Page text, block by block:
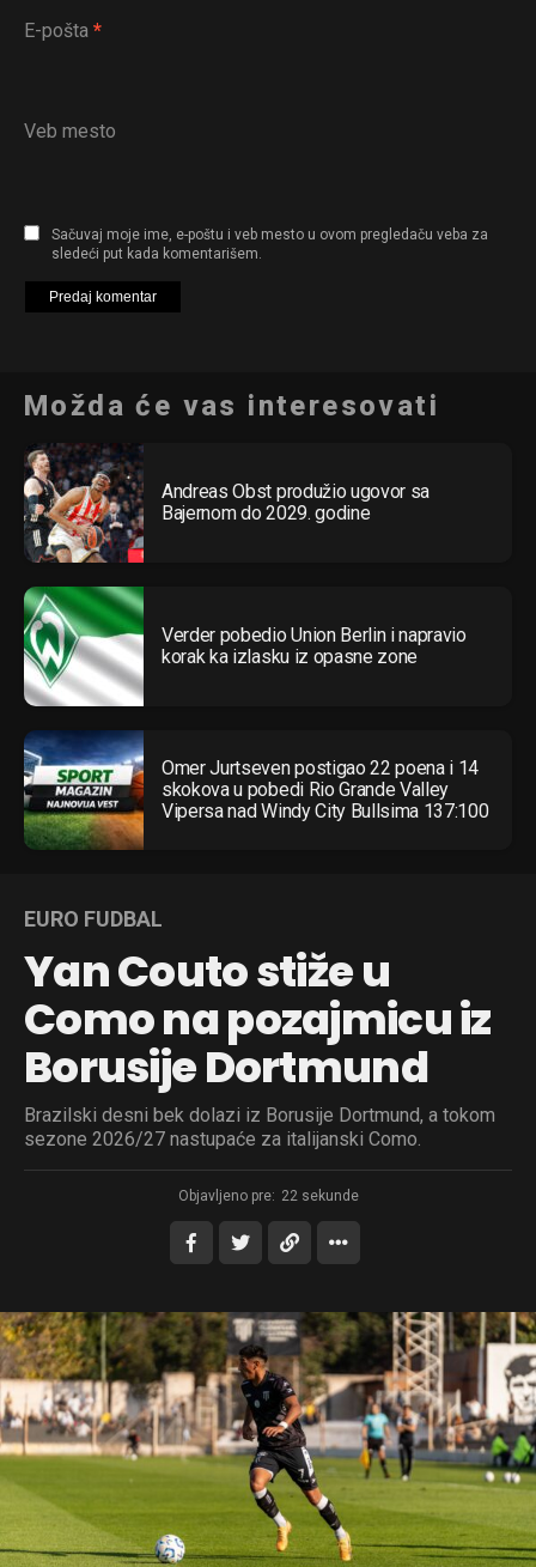
E-pošta *
Veb mesto
Sačuvaj moje ime, e-poštu i veb mesto u ovom pregledaču veba za
sledeći put kada komentarišem.
Možda će vas interesovati
Andreas Obst produžio ugovor sa
Bajernom do 2029. godine
Verder pobedio Union Berlin i napravio
korak ka izlasku iz opasne zone
Omer Jurtseven postigao 22 poena i 14
skokova u pobedi Rio Grande Valley
Vipersa nad Windy City Bullsima 137:100
EURO FUDBAL
Yan Couto stiže u
Como na pozajmicu iz
Borusije Dortmund
Brazilski desni bek dolazi iz Borusije Dortmund, a tokom
sezone 2026/27 nastupaće za italijanski Como.
Objavljeno pre: 22 sekunde